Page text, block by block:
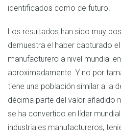
identificados como de futuro.
Los resultados han sido muy
demuestra el haber capturado
manufacturero a nivel mundial
aproximadamente. Y no por
tiene una población similar a la
décima parte del valor añadido
se ha convertido en líder
industriales manufactureros,